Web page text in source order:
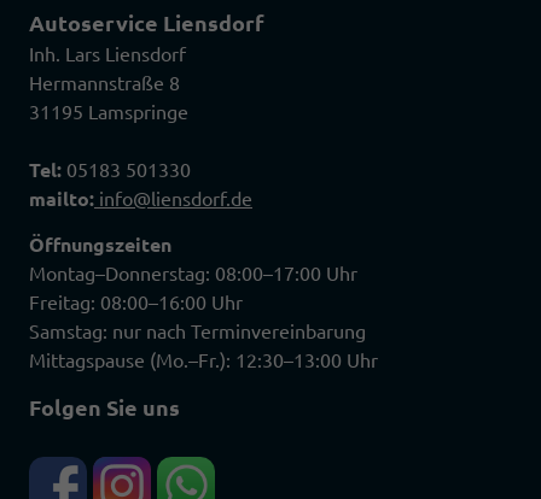
Autoservice Liensdorf
Inh. Lars Liensdorf
Hermannstraße 8
31195 Lamspringe
Tel: 05183 501330
mailto: info@liensdorf.de
Öffnungszeiten
Montag–Donnerstag: 08:00–17:00 Uhr
Freitag: 08:00–16:00 Uhr
Samstag: nur nach Terminvereinbarung
Mittagspause (Mo.–Fr.): 12:30–13:00 Uhr
Folgen Sie uns